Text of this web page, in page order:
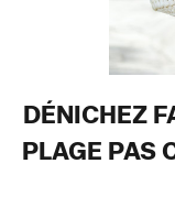
DÉNICHEZ
PLAGE PAS